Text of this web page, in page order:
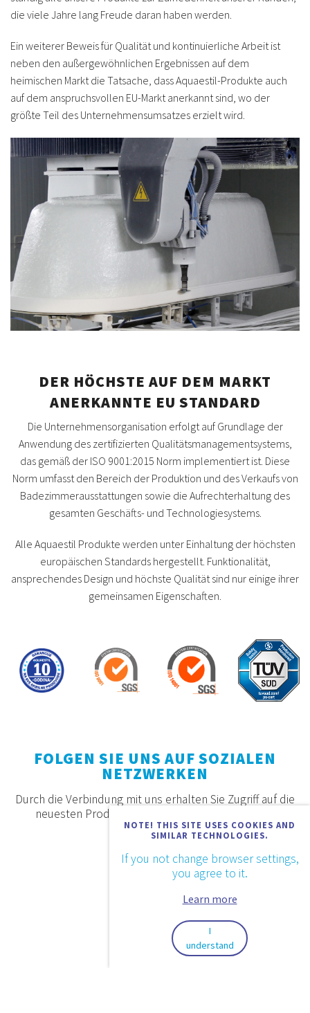
die viele Jahre lang Freude daran haben werden.
Ein weiterer Beweis für Qualität und kontinuierliche Arbeit ist
neben den außergewöhnlichen Ergebnissen auf dem
heimischen Markt die Tatsache, dass Aquaestil-Produkte auch
auf dem anspruchsvollen EU-Markt anerkannt sind, wo der
größte Teil des Unternehmensumsatzes erzielt wird.
DER HÖCHSTE AUF DEM MARKT
ANERKANNTE EU STANDARD
Die Unternehmensorganisation erfolgt auf Grundlage der
Anwendung des zertifizierten Qualitätsmanagementsystems,
das gemäß der ISO 9001:2015 Norm implementiert ist. Diese
Norm umfasst den Bereich der Produktion und des Verkaufs von
Badezimmerausstattungen sowie die Aufrechterhaltung des
gesamten Geschäfts- und Technologiesystems.
Alle Aquaestil Produkte werden unter Einhaltung der höchsten
europäischen Standards hergestellt. Funktionalität,
ansprechendes Design und höchste Qualität sind nur einige ihrer
gemeinsamen Eigenschaften.
NOTE! THIS SITE USES COOKIES AND
SIMILAR TECHNOLOGIES.
If you not change browser settings,
you agree to it.
Learn more
I
understand
FOLGEN SIE UNS AUF SOZIALEN
NETZWERKEN
Durch die Verbindung mit uns erhalten Sie Zugriff auf die
neuesten Produkte, Angebote und Neuigkeiten.